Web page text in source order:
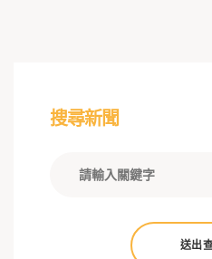
搜尋新聞
送出